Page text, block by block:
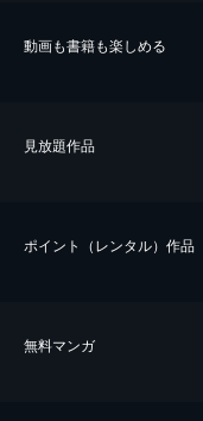
動画も書籍も楽しめる
⾒放題作品
ポイント（レンタル）作品
無料マンガ